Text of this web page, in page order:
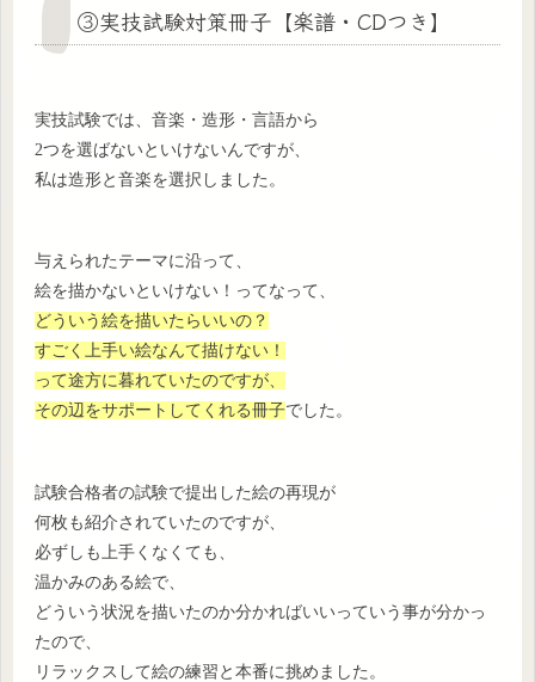
③実技試験対策冊子【楽譜・CDつき】
実技試験では、音楽・造形・言語から
2つを選ばないといけないんですが、
私は造形と音楽を選択しました。
与えられたテーマに沿って、
絵を描かないといけない！ってなって、
どういう絵を描いたらいいの？
すごく上手い絵なんて描けない！
って途方に暮れていたのですが、
その辺をサポートしてくれる冊子でした。
試験合格者の試験で提出した絵の再現が
何枚も紹介されていたのですが、
必ずしも上手くなくても、
温かみのある絵で、
どういう状況を描いたのか分かればいいっていう事が分かっ
たので、
リラックスして絵の練習と本番に挑めました。